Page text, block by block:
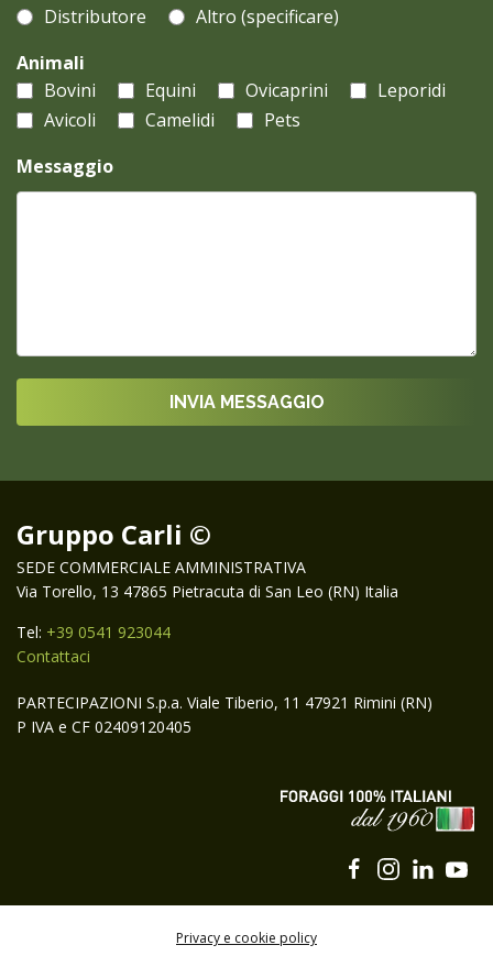
Distributore
Altro (specificare)
Animali
Bovini
Equini Ovicaprini
Leporidi
Avicoli
Camelidi
Pets
Messaggio
Gruppo Carli ©
SEDE COMMERCIALE AMMINISTRATIVA
Via Torello, 13 47865 Pietracuta di San Leo (RN) Italia
Tel: +39 0541 923044
Contattaci
PARTECIPAZIONI S.p.a. Viale Tiberio, 11 47921 Rimini (RN)
P IVA e CF 02409120405
Privacy e cookie policy